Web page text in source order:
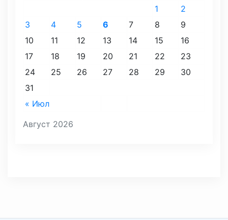
Август 2026
« Июл
1
2
3
4 5 6 7 8
9
10
11 12 13 14 15
16
17
18 19 20 21 22
23
24
25 26 27 28 29
30
31